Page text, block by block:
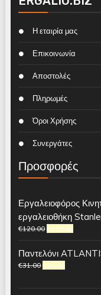
Η εταιρία μας
Επικοινωνία
Αποστολές
Πληρωμές
Όροι Χρήσης
Συνεργάτες
Προσφορές
Εργαλειοφόρος
εργαλειοθήκη
€120.00 €109.00
Παντελόνι
€31.00 €24.00